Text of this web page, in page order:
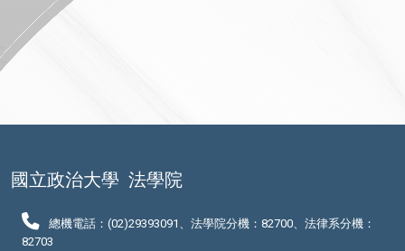
國立政治大學 法學院
總機電話：(02)29393091、法學院分機：82700、法律系分機：
82703